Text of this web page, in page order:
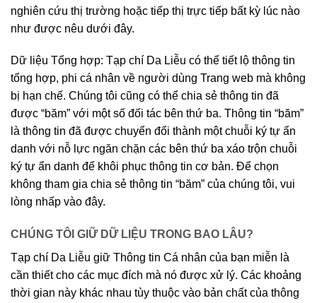
nghiên cứu thị trường hoặc tiếp thị trực tiếp bất kỳ lúc nào
như được nêu dưới đây.
Dữ liệu Tổng hợp: Tạp chí Da Liễu có thể tiết lộ thông tin
tổng hợp, phi cá nhân về người dùng Trang web mà không
bị hạn chế. Chúng tôi cũng có thể chia sẻ thông tin đã
được “băm” với một số đối tác bên thứ ba. Thông tin “băm”
là thông tin đã được chuyển đổi thành một chuỗi ký tự ẩn
danh với nỗ lực ngăn chặn các bên thứ ba xáo trộn chuỗi
ký tự ẩn danh để khôi phục thông tin cơ bản. Để chọn
không tham gia chia sẻ thông tin “băm” của chúng tôi, vui
lòng nhấp vào đây.
CHÚNG TÔI GIỮ DỮ LIỆU TRONG BAO LÂU?
Tạp chí Da Liễu giữ Thông tin Cá nhân của bạn miễn là
cần thiết cho các mục đích mà nó được xử lý. Các khoảng
thời gian này khác nhau tùy thuộc vào bản chất của thông